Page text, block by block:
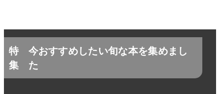
特
集
今おすすめしたい旬な本を集めまし
た